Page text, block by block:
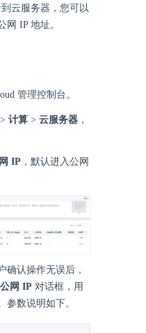
云服务器，您可以
IP 地址。
管理控制台。
> 计算 > 云服务器 ，
IP ，默认进入公网
确认操作无误后，
网 IP 对话框，用
参数说明如下。